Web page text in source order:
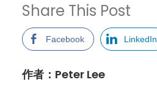
Share This Post
Facebook LinkedIn
作者：Peter Lee